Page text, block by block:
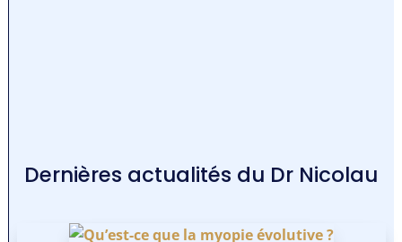
Dernières actualités du Dr Nicolau